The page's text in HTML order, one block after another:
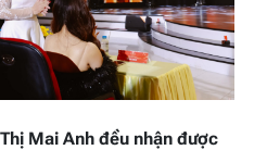
Mai Anh đều nhận được